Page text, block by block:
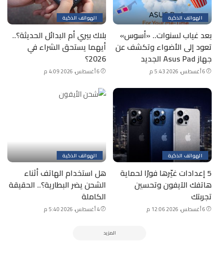
الهواتف الذكية
بعد غياب لسنوات.. «أسوس»
تعود إلى الأضواء وتكشف عن
جهاز Asus Pad الجديد
6 أغسطس، 2026 5:43 م
الهواتف الذكية
بلاك بيري أم البدائل الحديثة؟..
أيهما يستحق الشراء في
2026؟
6 أغسطس، 2026 4:09 م
الهواتف الذكية
5 إعدادات غيّرها فورًا لحماية
هاتفك الآيفون وتحسين
تجربتك
6 أغسطس، 2026 12:06 م
الهواتف الذكية
هل استخدام الهاتف أثناء
الشحن يضر البطارية؟.. الحقيقة
الكاملة
4 أغسطس، 2026 5:40 م
المزيد